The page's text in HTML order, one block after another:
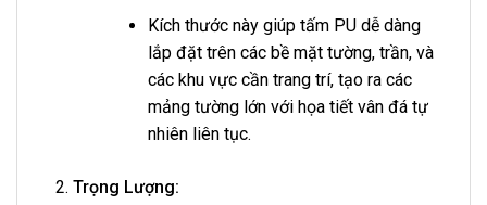
Kích thước này giúp tấm PU dễ dàng
lắp đặt trên các bề mặt tường, trần, và
các khu vực cần trang trí, tạo ra các
mảng tường lớn với họa tiết vân đá tự
nhiên liên tục.
Trọng Lượng: